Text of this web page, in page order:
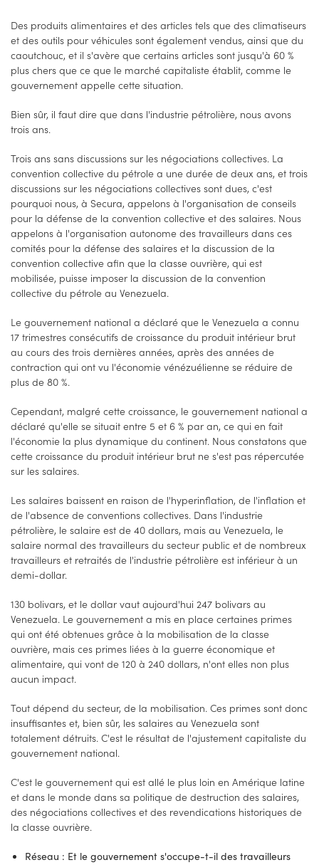
Des produits alimentaires et des articles tels que des climatiseurs
et des outils pour véhicules sont également vendus, ainsi que du
caoutchouc, et il s'avère que certains articles sont jusqu'à 60 %
plus chers que ce que le marché capitaliste établit, comme le
gouvernement appelle cette situation.
Bien sûr, il faut dire que dans l'industrie pétrolière, nous avons
trois ans.
Trois ans sans discussions sur les négociations collectives. La
convention collective du pétrole a une durée de deux ans, et trois
discussions sur les négociations collectives sont dues, c'est
pourquoi nous, à Secura, appelons à l'organisation de conseils
pour la défense de la convention collective et des salaires. Nous
appelons à l'organisation autonome des travailleurs dans ces
comités pour la défense des salaires et la discussion de la
convention collective afin que la classe ouvrière, qui est
mobilisée, puisse imposer la discussion de la convention
collective du pétrole au Venezuela.
Le gouvernement national a déclaré que le Venezuela a connu
17 trimestres consécutifs de croissance du produit intérieur brut
au cours des trois dernières années, après des années de
contraction qui ont vu l'économie vénézuélienne se réduire de
plus de 80 %.
Cependant, malgré cette croissance, le gouvernement national a
déclaré qu'elle se situait entre 5 et 6 % par an, ce qui en fait
l'économie la plus dynamique du continent. Nous constatons que
cette croissance du produit intérieur brut ne s'est pas répercutée
sur les salaires.
Les salaires baissent en raison de l'hyperinflation, de l'inflation et
de l'absence de conventions collectives. Dans l'industrie
pétrolière, le salaire est de 40 dollars, mais au Venezuela, le
salaire normal des travailleurs du secteur public et de nombreux
travailleurs et retraités de l'industrie pétrolière est inférieur à un
demi-dollar.
130 bolivars, et le dollar vaut aujourd'hui 247 bolivars au
Venezuela. Le gouvernement a mis en place certaines primes
qui ont été obtenues grâce à la mobilisation de la classe
ouvrière, mais ces primes liées à la guerre économique et
alimentaire, qui vont de 120 à 240 dollars, n'ont elles non plus
aucun impact.
Tout dépend du secteur, de la mobilisation. Ces primes sont donc
insuffisantes et, bien sûr, les salaires au Venezuela sont
totalement détruits. C'est le résultat de l'ajustement capitaliste du
gouvernement national.
C'est le gouvernement qui est allé le plus loin en Amérique latine
et dans le monde dans sa politique de destruction des salaires,
des négociations collectives et des revendications historiques de
la classe ouvrière.
Réseau : Et le gouvernement s'occupe-t-il des travailleurs